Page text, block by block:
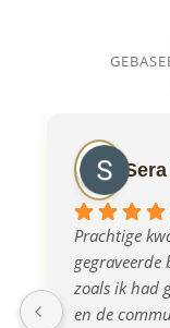
Prachtige
gegraveerde
zoals ik had
en de